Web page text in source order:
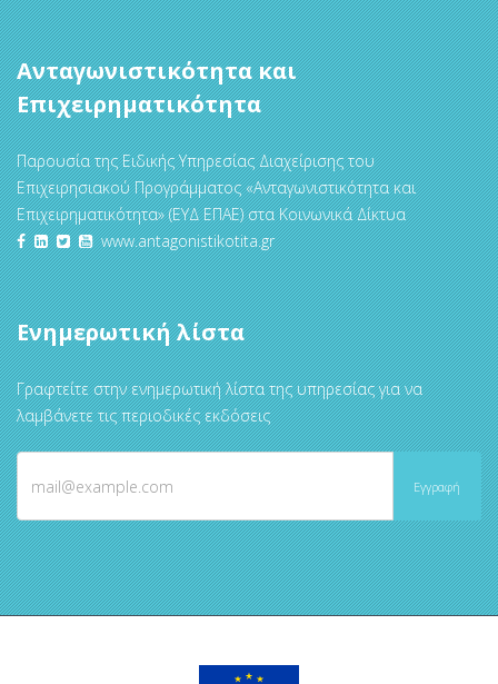
Ανταγωνιστικότητα και
Επιχειρηματικότητα
Παρουσία της Ειδικής Υπηρεσίας Διαχείρισης του
Επιχειρησιακού Προγράμματος «Ανταγωνιστικότητα και
Επιχειρηματικότητα» (ΕΥΔ ΕΠΑΕ) στα Κοινωνικά Δίκτυα
www.antagonistikotita.gr
Ενημερωτική λίστα
Γραφτείτε στην ενημερωτική λίστα της υπηρεσίας για να
λαμβάνετε τις περιοδικές εκδόσεις